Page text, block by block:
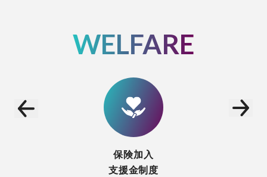
WELFARE
保険加入
支援金制度